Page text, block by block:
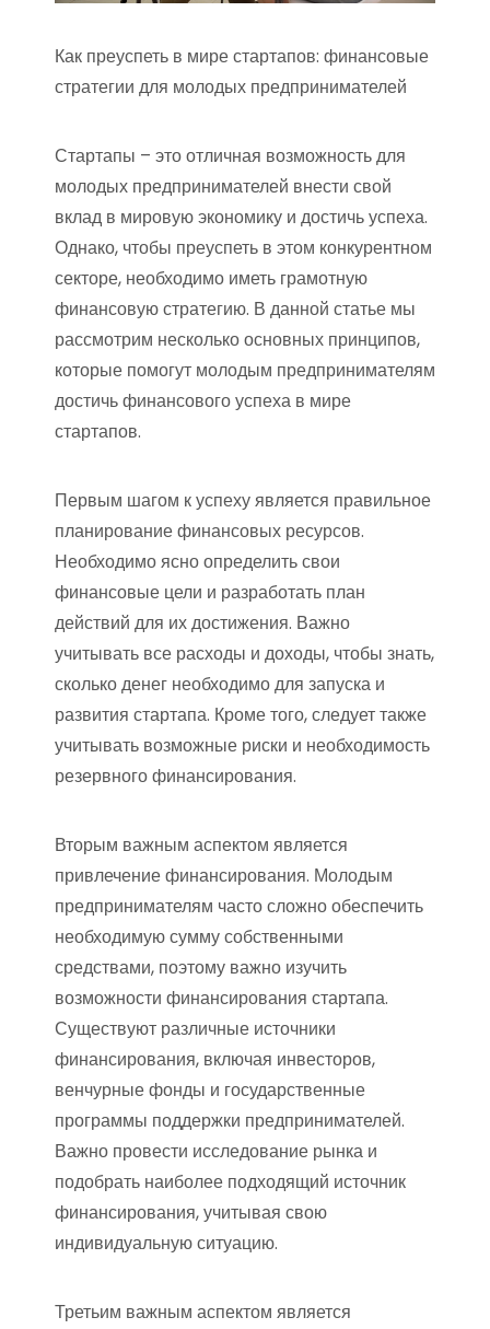
Как преуспеть в мире стартапов: финансовые
стратегии для молодых предпринимателей
Стартапы – это отличная возможность для
молодых предпринимателей внести свой
вклад в мировую экономику и достичь успеха.
Однако, чтобы преуспеть в этом конкурентном
секторе, необходимо иметь грамотную
финансовую стратегию. В данной статье мы
рассмотрим несколько основных принципов,
которые помогут молодым предпринимателям
достичь финансового успеха в мире
стартапов.
Первым шагом к успеху является правильное
планирование финансовых ресурсов.
Необходимо ясно определить свои
финансовые цели и разработать план
действий для их достижения. Важно
учитывать все расходы и доходы, чтобы знать,
сколько денег необходимо для запуска и
развития стартапа. Кроме того, следует также
учитывать возможные риски и необходимость
резервного финансирования.
Вторым важным аспектом является
привлечение финансирования. Молодым
предпринимателям часто сложно обеспечить
необходимую сумму собственными
средствами, поэтому важно изучить
возможности финансирования стартапа.
Существуют различные источники
финансирования, включая инвесторов,
венчурные фонды и государственные
программы поддержки предпринимателей.
Важно провести исследование рынка и
подобрать наиболее подходящий источник
финансирования, учитывая свою
индивидуальную ситуацию.
Третьим важным аспектом является